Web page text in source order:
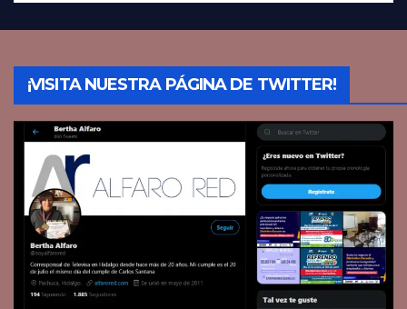
¡VISITA NUESTRA PÁGINA DE TWITTER!